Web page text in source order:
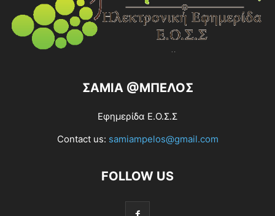
ΣΑΜΙΑ @ΜΠΕΛΟΣ
Εφημερίδα Ε.Ο.Σ.Σ
Contact us: samiampelos@gmail.com
FOLLOW US